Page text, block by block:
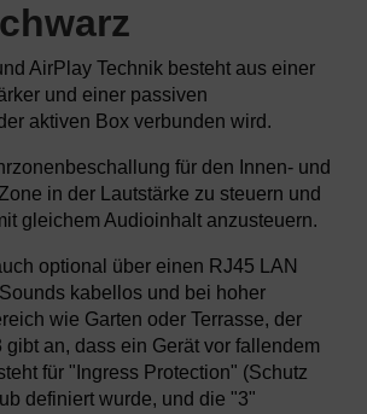
AirPlay Technik besteht aus einer
und einer passiven
aktiven Box verbunden wird.
für den Innen- und
in der Lautstärke zu steuern und
gleichem Audioinhalt anzusteuern.
optional über einen RJ45 LAN
kabellos und bei hoher
wie Garten oder Terrasse, der
an, dass ein Gerät vor fallendem
für "Ingress Protection" (Schutz
definiert wurde, und die "3"